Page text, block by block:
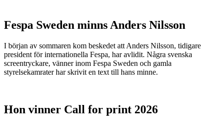
Fespa Sweden minns Anders Nilsson
I början av sommaren kom beskedet att Anders Nilsson, tidigare
president för internationella Fespa, har avlidit. Några svenska
screentryckare, vänner inom Fespa Sweden och gamla
styrelsekamrater har skrivit en text till hans minne.
Hon vinner Call for print 2026